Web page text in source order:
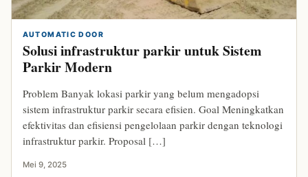
AUTOMATIC DOOR
Solusi infrastruktur parkir untuk Sistem
Parkir Modern
Problem Banyak lokasi parkir yang belum mengadopsi
sistem infrastruktur parkir secara efisien. Goal Meningkatkan
efektivitas dan efisiensi pengelolaan parkir dengan teknologi
infrastruktur parkir. Proposal […]
Mei 9, 2025